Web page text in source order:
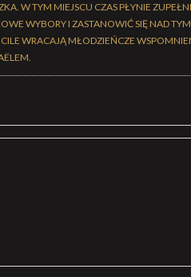
W TYM MIEJSCU CZAS PŁYNIE
WYBORY I ZASTANOWIĆ SIĘ NAD
WRACAJĄ MŁODZIEŃCZE